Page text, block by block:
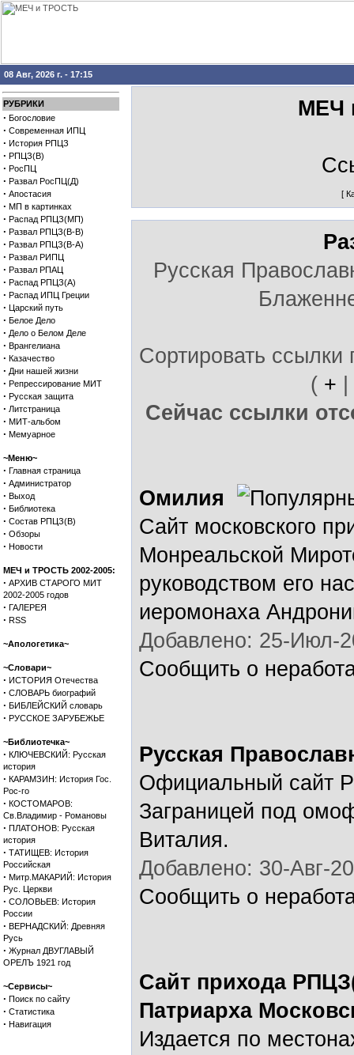
08 Авг, 2026 г. - 17:15
РУБРИКИ
· Богословие
· Современная ИПЦ
· История РПЦЗ
· РПЦЗ(В)
· РосПЦ
· Развал РосПЦ(Д)
· Апостасия
· МП в картинках
· Распад РПЦЗ(МП)
· Развал РПЦЗ(В-В)
· Развал РПЦЗ(В-А)
· Развал РИПЦ
· Развал РПАЦ
· Распад РПЦЗ(А)
· Распад ИПЦ Греции
· Царский путь
· Белое Дело
· Дело о Белом Деле
· Врангелиана
· Казачество
· Дни нашей жизни
· Репрессирование МИТ
· Русская защита
· Литстраница
· МИТ-альбом
· Мемуарное
~Меню~
· Главная страница
· Администратор
· Выход
· Библиотека
· Состав РПЦЗ(В)
· Обзоры
· Новости
МЕЧ и ТРОСТЬ 2002-2005:
· АРХИВ СТАРОГО МИТ
2002-2005 годов
· ГАЛЕРЕЯ
· RSS
~Апологетика~
~Словари~
· ИСТОРИЯ Отечества
· СЛОВАРЬ биографий
· БИБЛЕЙСКИЙ словарь
· РУССКОЕ ЗАРУБЕЖЬЕ
~Библиотечка~
· КЛЮЧЕВСКИЙ: Русская
история
· КАРАМЗИН: История Гос.
Рос-го
· КОСТОМАРОВ:
Св.Владимир - Романовы
· ПЛАТОНОВ: Русская
история
· ТАТИЩЕВ: История
Российская
· Митр.МАКАРИЙ: История
Рус. Церкви
· СОЛОВЬЕВ: История
России
· ВЕРНАДСКИЙ: Древняя
Русь
· Журнал ДВУГЛАВЫЙ
ОРЕЛЪ 1921 год
~Сервисы~
· Поиск по сайту
· Статистика
· Навигация
МЕЧ
[
Русская
Сортировать ссылки
( +
Сейчас ссылки
Омилия
Сайт московского
Монреальской
руководством его
иеромонаха
Добавлено: 25-Июл-
Сообщить о
Русская
Официальный сайт
Заграницей под
Виталия.
Добавлено: 30-Авг-
Сообщить о
Сайт прихода
Патриарха
Издается по